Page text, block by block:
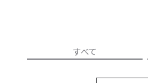
すべて